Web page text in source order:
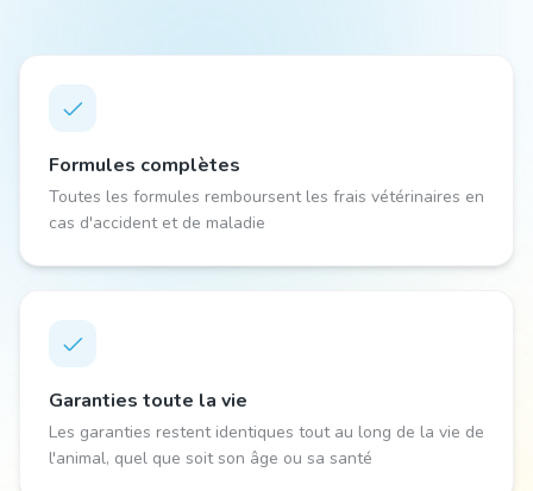
Formules complètes
Toutes les formules remboursent les frais vétérinaires en
cas d'accident et de maladie
Garanties toute la vie
Les garanties restent identiques tout au long de la vie de
l'animal, quel que soit son âge ou sa santé